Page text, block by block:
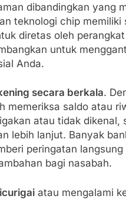
dibandingkan yang
teknologi chip memiliki
diretas oleh
untuk
Anda.
secara berkala.
memeriksa saldo atau
atau tidak dikenal,
lebih lanjut. Banyak
peringatan
bagi nasabah.
atau mengalami